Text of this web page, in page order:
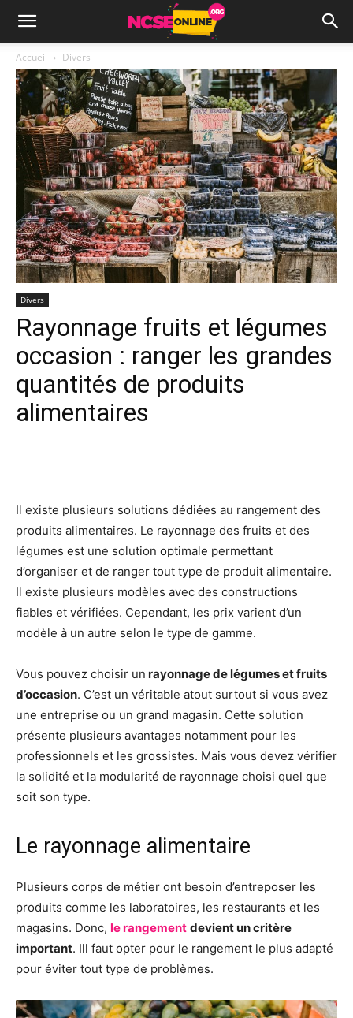
Accueil Divers
Divers
Rayonnage fruits et légumes
occasion : ranger les grandes
quantités de produits
alimentaires
Il existe plusieurs solutions dédiées au rangement des
produits alimentaires. Le rayonnage des fruits et des
légumes est une solution optimale permettant
d’organiser et de ranger tout type de produit alimentaire.
Il existe plusieurs modèles avec des constructions
fiables et vérifiées. Cependant, les prix varient d’un
modèle à un autre selon le type de gamme.
Vous pouvez choisir un rayonnage de légumes et fruits
d’occasion. C’est un véritable atout surtout si vous avez
une entreprise ou un grand magasin. Cette solution
présente plusieurs avantages notamment pour les
professionnels et les grossistes. Mais vous devez vérifier
la solidité et la modularité de rayonnage choisi quel que
soit son type.
Le rayonnage alimentaire
Plusieurs corps de métier ont besoin d’entreposer les
produits comme les laboratoires, les restaurants et les
magasins. Donc, le rangement devient un critère
important. Ill faut opter pour le rangement le plus adapté
pour éviter tout type de problèmes.